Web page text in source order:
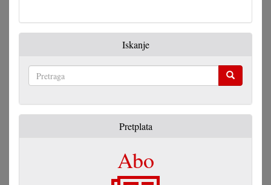
Iskanje
Pretplata
Abo